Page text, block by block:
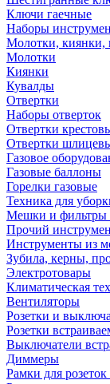
Ключи гаечные
Наборы
Молотки, киянки,
Молотки
Киянки
Кувалды
Отвертки
Наборы отверток
Отвертки
Отвертки
Газовое
Газовые баллоны
Горелки газовые
Техника для
Мешки и фильтры
Прочий
Инструменты из
Зубила, керны,
Электротовары
Климатическая
Вентиляторы
Розетки и
Розетки
Выключатели
Диммеры
Рамки для